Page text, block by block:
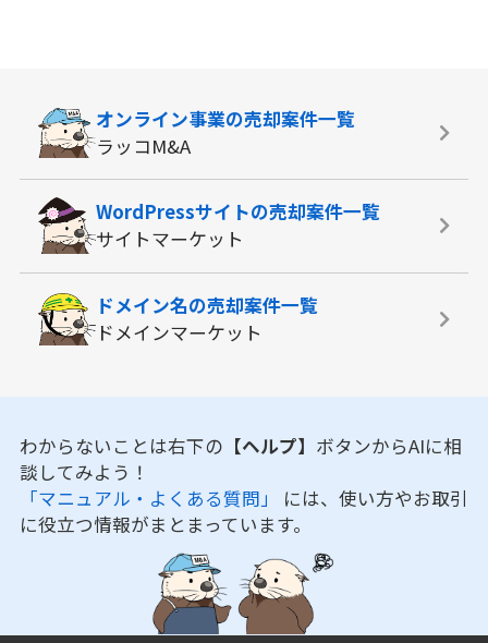
オンライン事業の売却案件一覧
ラッコM&A
WordPressサイトの売却案件一覧
サイトマーケット
ドメイン名の売却案件一覧
ドメインマーケット
わからないことは右下の 【ヘルプ】 ボタンからAIに相
談してみよう！
「マニュアル・よくある質問」 には、使い方やお取引
に役立つ情報がまとまっています。